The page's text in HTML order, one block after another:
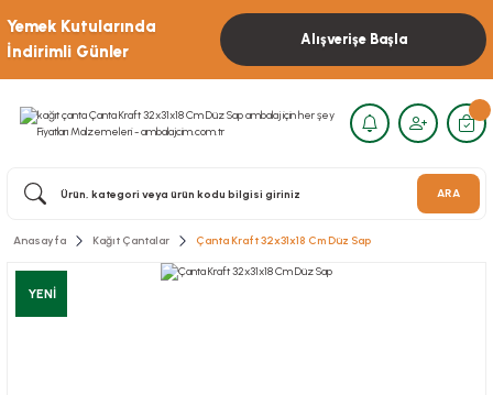
Yemek Kutularında
İndirimli Günler
Alışverişe Başla
ARA
Anasayfa Kağıt Çantalar Çanta Kraft 32x31x18 Cm Düz Sap
YENİ